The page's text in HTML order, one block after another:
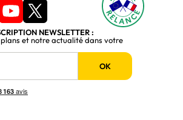
NEWSLETTER :
plans et notre actualité dans votre
OK